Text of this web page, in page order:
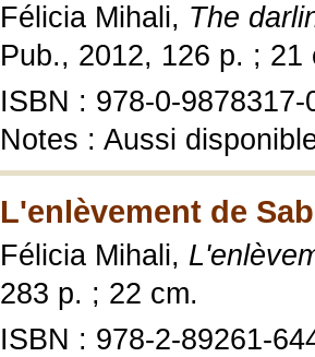
Félicia Mihali, The
Pub., 2012, 126 p. ; 21
ISBN : 978-0-9878317-
Notes : Aussi
L'enlèvement de
Félicia Mihali,
283 p. ; 22 cm.
ISBN : 978-2-89261-